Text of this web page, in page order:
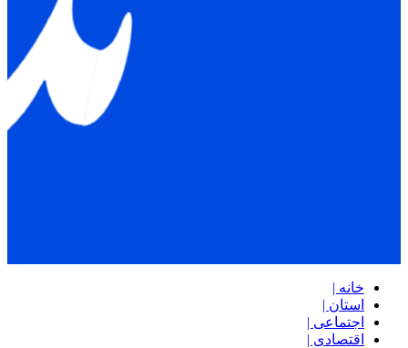
خانه |
استان |
اجتماعی |
اقتصادی |